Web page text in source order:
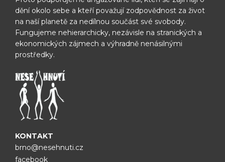
dění okolo sebe a kteří považují zodpovědnost za život
na naší planetě za nedílnou součást své svobody.
Fungujeme nehierarchicky, nezávisle na stranických a
ekonomických zájmech a výhradně nenásilnými
prostředky.
KONTAKT
brno@nesehnuti.cz
facebook